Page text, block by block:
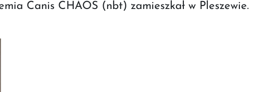
Canis CHAOS (nbt) zamieszkał w Pleszewie.